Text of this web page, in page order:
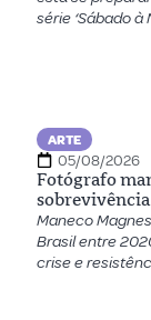
série ‘Sábado à
ARTE
05/08/2026
Fotógrafo
Maneco
Brasil entre
crise e